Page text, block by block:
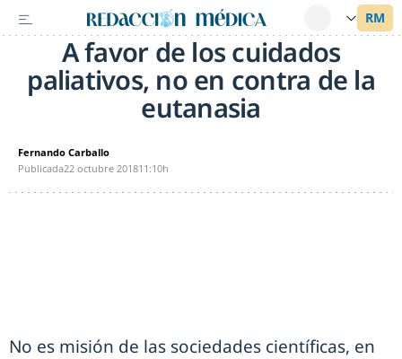
A favor de los cuidados
paliativos, no en contra de la
eutanasia
Fernando Carballo
Publicada22 octubre 201811:10h
No es misión de las sociedades científicas, en